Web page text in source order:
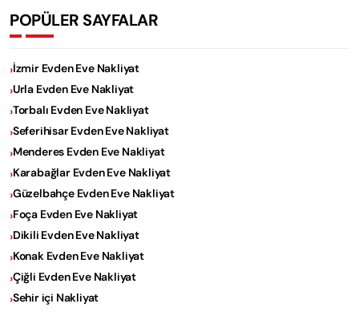
POPÜLER SAYFALAR
İzmir Evden Eve Nakliyat
Urla Evden Eve Nakliyat
Torbalı Evden Eve Nakliyat
Seferihisar Evden Eve Nakliyat
Menderes Evden Eve Nakliyat
Karabağlar Evden Eve Nakliyat
Güzelbahçe Evden Eve Nakliyat
Foça Evden Eve Nakliyat
Dikili Evden Eve Nakliyat
Konak Evden Eve Nakliyat
Çiğli Evden Eve Nakliyat
Sehir içi Nakliyat